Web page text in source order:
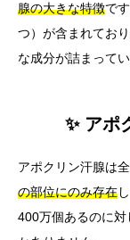
腺の大きな特徴で
つ）が含まれてお
な成分が詰まってい
✨ アポ
アポクリン汗腺は
の部位にのみ存在
400万個あるのに